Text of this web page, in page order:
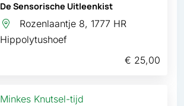
De Sensorische Uitleenkist
Rozenlaantje 8, 1777 HR
Hippolytushoef
€ 25,00
Minkes Knutsel-tijd